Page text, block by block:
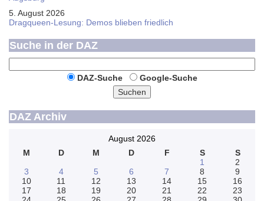
5. August 2026
Dragqueen-Lesung: Demos blieben friedlich
Suche in der DAZ
DAZ-Suche
Google-Suche
Suchen
DAZ Archiv
August 2026
M
D M D F S
S
1
2
3
4 5 6 7 8
9
10
11 12 13 14 15
16
17
18 19 20 21 22
23